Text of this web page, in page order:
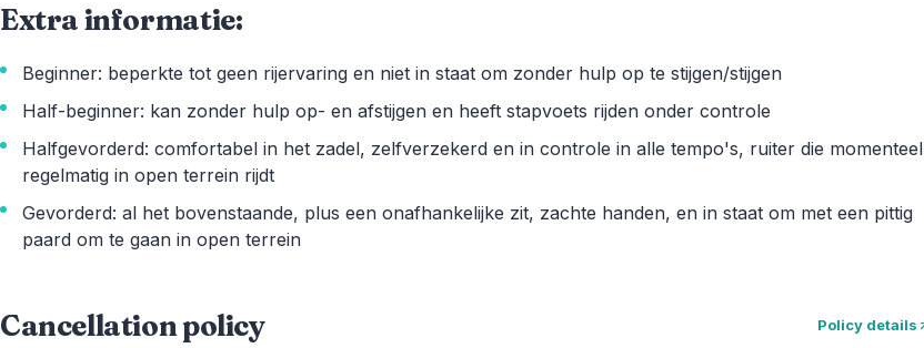
Extra informatie:
Beginner: beperkte tot geen rijervaring en niet in staat om zonder hulp op te stijgen/stijgen
Half-beginner: kan zonder hulp op- en afstijgen en heeft stapvoets rijden onder controle
Halfgevorderd: comfortabel in het zadel, zelfverzekerd en in controle in alle tempo's, ruiter die momenteel
regelmatig in open terrein rijdt
Gevorderd: al het bovenstaande, plus een onafhankelijke zit, zachte handen, en in staat om met een pittig
paard om te gaan in open terrein
Cancellation policy Policy details